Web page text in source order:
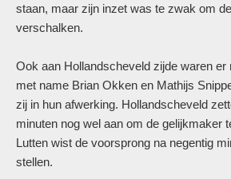
staan, maar zijn inzet was te zwak om
verschalken.
Ook aan Hollandscheveld zijde waren
met name Brian Okken en Mathijs
zij in hun afwerking. Hollandscheveld
minuten nog wel aan om de gelijkmaker
Lutten wist de voorsprong na negentig
stellen.